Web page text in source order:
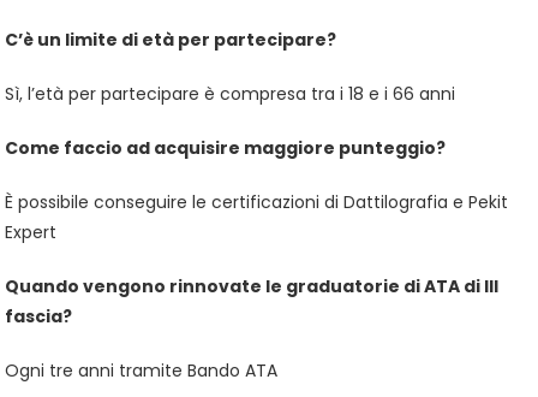
C’è un limite di età per partecipare?
Sì, l’età per partecipare è compresa tra i 18 e i 66 anni
Come faccio ad acquisire maggiore punteggio?
È possibile conseguire le certificazioni di Dattilografia e Pekit
Expert
Quando vengono rinnovate le graduatorie di ATA di III
fascia?
Ogni tre anni tramite Bando ATA